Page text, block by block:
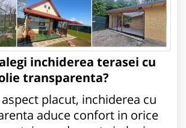
inchiderea terasei cu
transparenta?
placut, inchiderea cu
aduce confort in orice